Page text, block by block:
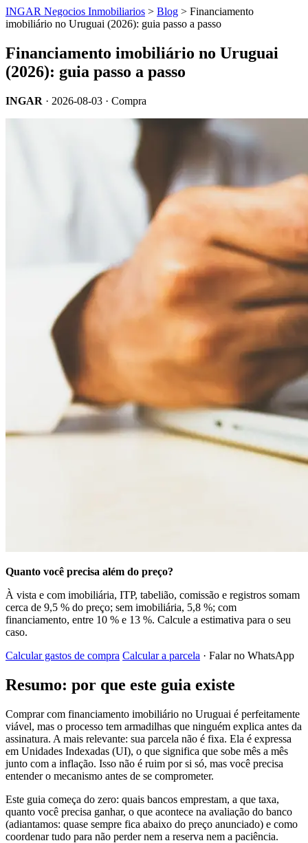
INGAR Negocios Inmobiliarios > Blog > Financiamento
imobiliário no Uruguai (2026): guia passo a passo
Financiamento imobiliário no Uruguai
(2026): guia passo a passo
INGAR · 2026-08-03 · Compra
Quanto você precisa além do preço?
À vista e com imobiliária, ITP, tabelião, comissão e registros somam
cerca de 9,5 % do preço; sem imobiliária, 5,8 %; com
financiamento, entre 10 % e 13 %. Calcule a estimativa para o seu
caso.
Calcular gastos de compra Calcular a parcela · Falar no WhatsApp
Resumo: por que este guia existe
Comprar com financiamento imobiliário no Uruguai é perfeitamente
viável, mas o processo tem armadilhas que ninguém explica antes da
assinatura. A mais relevante: sua parcela não é fixa. Ela é expressa
em Unidades Indexadas (UI), o que significa que sobe mês a mês
junto com a inflação. Isso não é ruim por si só, mas você precisa
entender o mecanismo antes de se comprometer.
Este guia começa do zero: quais bancos emprestam, a que taxa,
quanto você precisa ganhar, o que acontece na avaliação do banco
(adiantamos: quase sempre fica abaixo do preço anunciado) e como
coordenar tudo para não perder nem a reserva nem a paciência.